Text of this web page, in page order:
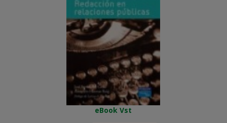
eBook Vst